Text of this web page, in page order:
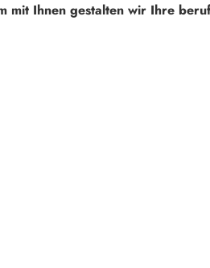
mit Ihnen gestalten wir Ihre